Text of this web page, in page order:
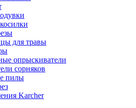
для травы
опрыскиватели
сорняков
пилы
Karcher